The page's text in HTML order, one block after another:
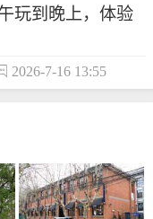
玩到晚上，体验
2026-7-16 13:55